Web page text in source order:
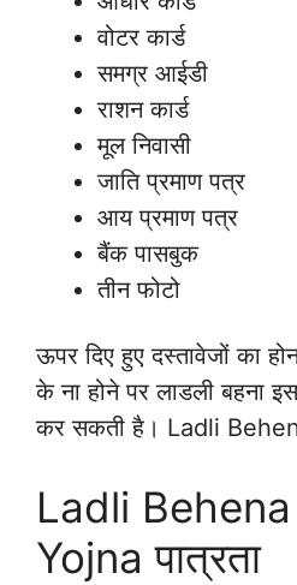
वोटर कार्ड
समग्र आईडी
राशन कार्ड
मूल निवासी
जाति प्रमाण पत्र
आय प्रमाण पत्र
बैंक पासबुक
तीन फोटो
ऊपर दिए हुए दस्तावेजों का
के ना होने पर लाडली बहना
कर सकती है। Ladli
Ladli
Yojna पात्रता